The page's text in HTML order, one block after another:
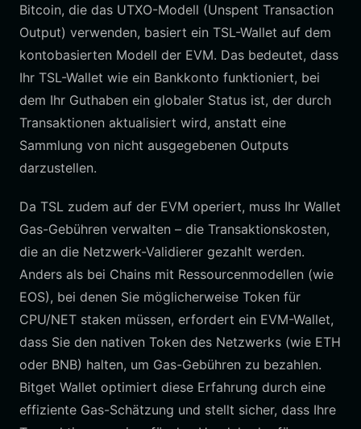
Bitcoin, die das UTXO-Modell (Unspent Transaction
Output) verwenden, basiert ein TSL-Wallet auf dem
kontobasierten Modell der EVM. Das bedeutet, dass
Ihr TSL-Wallet wie ein Bankkonto funktioniert, bei
dem Ihr Guthaben ein globaler Status ist, der durch
Transaktionen aktualisiert wird, anstatt eine
Sammlung von nicht ausgegebenen Outputs
darzustellen.
Da TSL zudem auf der EVM operiert, muss Ihr Wallet
Gas-Gebühren verwalten – die Transaktionskosten,
die an die Netzwerk-Validierer gezahlt werden.
Anders als bei Chains mit Ressourcenmodellen (wie
EOS), bei denen Sie möglicherweise Token für
CPU/NET staken müssen, erfordert ein EVM-Wallet,
dass Sie den nativen Token des Netzwerks (wie ETH
oder BNB) halten, um Gas-Gebühren zu bezahlen.
Bitget Wallet optimiert diese Erfahrung durch eine
effiziente Gas-Schätzung und stellt sicher, dass Ihre